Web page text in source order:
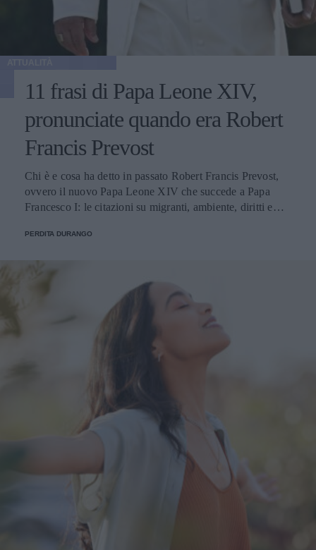
11 frasi di Papa Leone XIV,
pronunciate quando era Robert
Francis Prevost
Chi è e cosa ha detto in passato Robert Francis Prevost,
ovvero il nuovo Papa Leone XIV che succede a Papa
Francesco I: le citazioni su migranti, ambiente, diritti e
PERDITA DURANGO